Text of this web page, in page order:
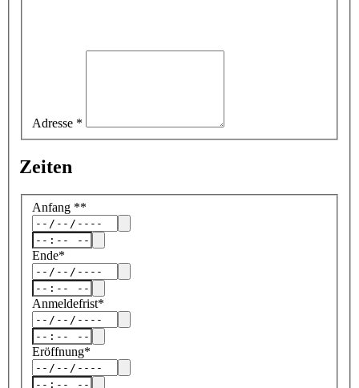
Adresse *
Zeiten
Anfang **
Ende*
Anmeldefrist*
Eröffnung*